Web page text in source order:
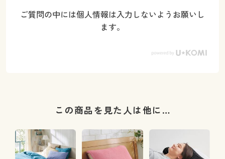
ご質問の中には個人情報は入力しないようお願いし
ます。
この商品を見た人は他に…